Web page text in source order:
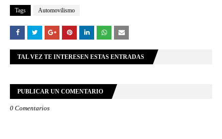
Tags Automovilismo
TAL VEZ TE INTERESEN ESTAS ENTRADAS
PUBLICAR UN COMENTARIO
0 Comentarios